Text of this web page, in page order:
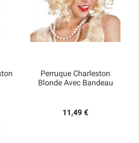
Perruque Charleston
Blonde Avec Bandeau
11,49 €